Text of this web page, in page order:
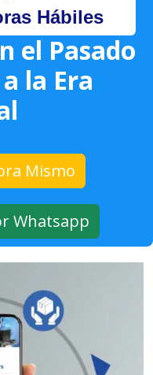
Hábiles
el Pasado
la Era
Mismo
Whatsapp